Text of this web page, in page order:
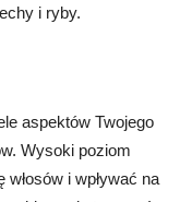
i ryby.
aspektów Twojego
Wysoki poziom
i wpływać na